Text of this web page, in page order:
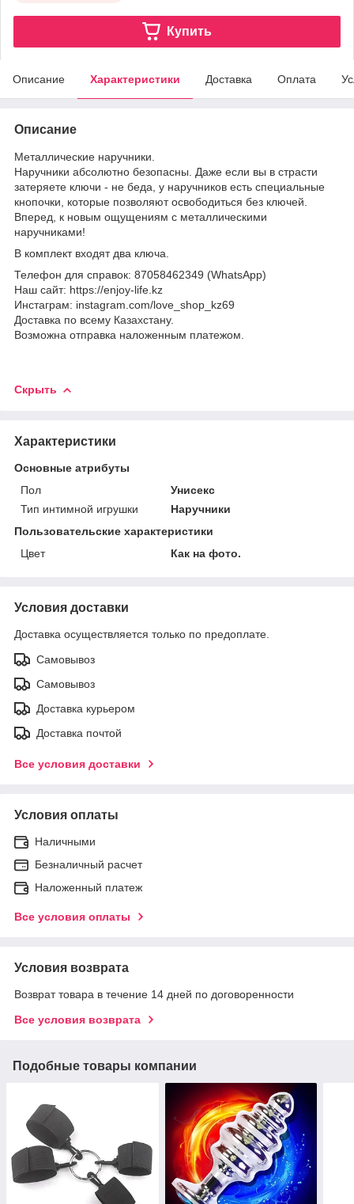
Купить
Описание Характеристики Доставка Оплата
Описание
Металлические наручники.
Наручники абсолютно безопасны. Даже если вы в страсти
затеряете ключи - не беда, у наручников есть специальные
кнопочки, которые позволяют освободиться без ключей.
Вперед, к новым ощущениям с металлическими
наручниками!
В комплект входят два ключа.
Телефон для справок: 87058462349 (WhatsApp)
Наш сайт: https://enjoy-life.kz
Инстаграм: instagram.com/love_shop_kz69
Доставка по всему Казахстану.
Возможна отправка наложенным платежом.
Скрыть
Характеристики
Основные атрибуты
Пол
Унисекс
Тип интимной игрушки
Наручники
Пользовательские характеристики
Цвет
Как на фото.
Условия доставки
Доставка осуществляется только по предоплате.
Самовывоз
Самовывоз
Доставка курьером
Доставка почтой
Все условия доставки
Условия оплаты
Наличными
Безналичный расчет
Наложенный платеж
Все условия оплаты
Условия возврата
Возврат товара в течение 14 дней по договоренности
Все условия возврата
Подобные товары компании